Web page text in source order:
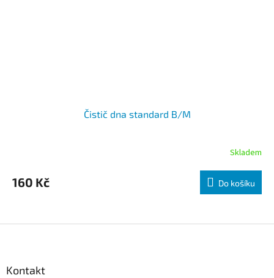
Čistič dna standard B/M
Skladem
160 Kč Do košíku
Kontakt